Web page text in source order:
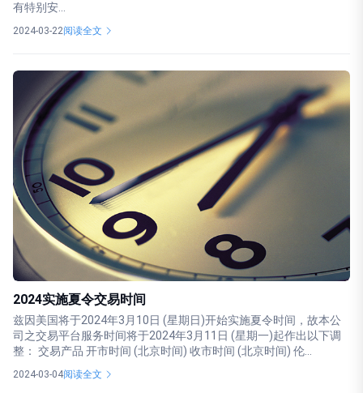
有特别安...
2024-03-22阅读全文
2024实施夏令交易时间
兹因美国将于2024年3月10日 (星期日)开始实施夏令时间，故本公
司之交易平台服务时间将于2024年3月11日 (星期一)起作出以下调
整： 交易产品 开市时间 (北京时间) 收市时间 (北京时间) 伦...
2024-03-04阅读全文